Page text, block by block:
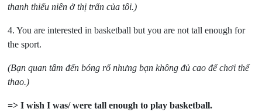
thanh thiếu niên ở thị trấn của tôi.)
4. You are interested in basketball but you are not tall enough for
the sport.
(Bạn quan tâm đến bóng rổ nhưng bạn không đủ cao để chơi thể
thao.)
=> I wish I was/ were tall enough to play basketball.